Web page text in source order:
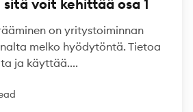
voit kehittää osa 1
on yritystoiminnan
melko hyödytöntä. Tietoa
ja käyttää....